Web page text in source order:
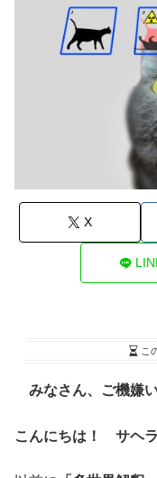
X
こ
みなさん、ご機嫌
こんにちは！ サヘ